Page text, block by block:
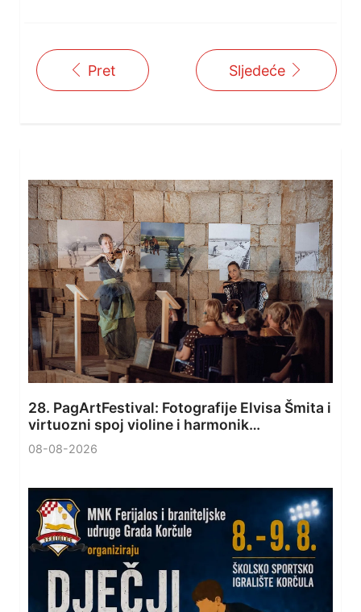
Pret Sljedeće
28. PagArtFestival: Fotografije Elvisa Šmita i
virtuozni spoj violine i harmonik…
08-08-2026